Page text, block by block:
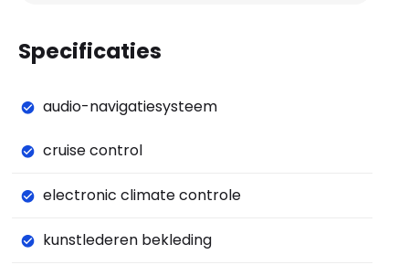
Specificaties
audio-navigatiesysteem
cruise control
electronic climate controle
kunstlederen bekleding